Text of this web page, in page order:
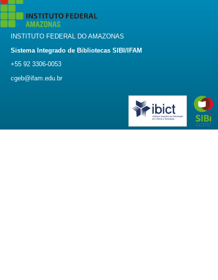
INSTITUTO FEDERAL DO AMAZONAS
Sistema Integrado de Bibliotecas SIBI/IFAM
+55 92 3306-0053
cgeb@ifam.edu.br